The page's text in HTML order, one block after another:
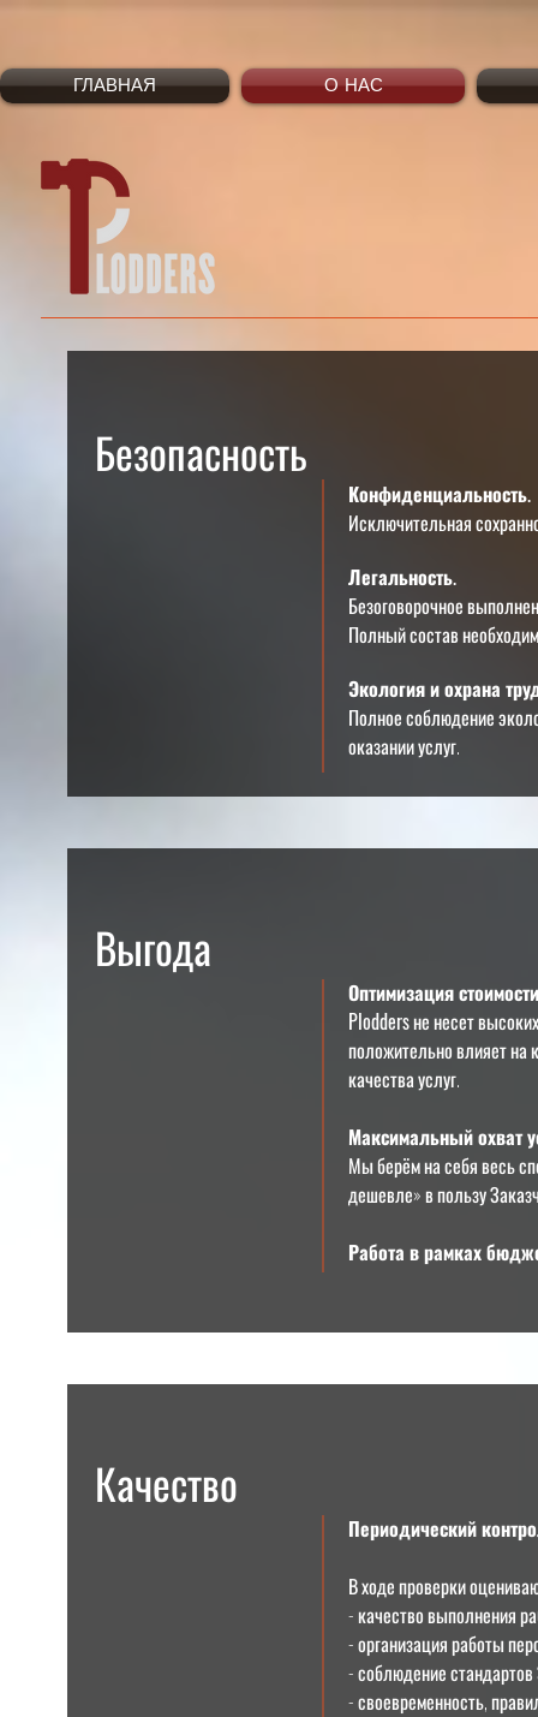
ГЛАВНАЯ О НАС
Безопасность
Конфиденциальность.
Исключительная
Легальность.
Безоговорочное
Полный состав
Экология и охрана
Полное соблюдение
оказании услуг.
Выгода
Оптимизация
Ploddersне несет
положительно влияет на
качества услуг.
Максимальный охват
Мы берём на себя весь
дешевле» в пользу
Работа в рамках
Качество
Периодический
В ходе проверки
- качество выполнения
- организация работы
- соблюдение
- своевременность,